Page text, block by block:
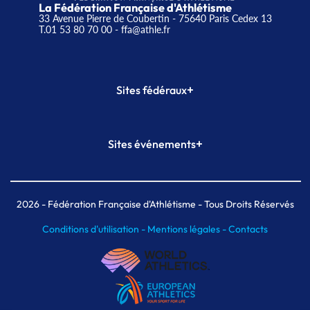
La Fédération Française d'Athlétisme
33 Avenue Pierre de Coubertin - 75640 Paris Cedex 13
T.01 53 80 70 00- ffa@athle.fr
Sites fédéraux+
Plateforme Formation
Sites événements+
Meeting de Paris indoor
MAIF Ekiden de Paris
2026- Fédération Française d'Athlétisme - Tous Droits Réservés
Conditions d'utilisation - Mentions légales -Contacts